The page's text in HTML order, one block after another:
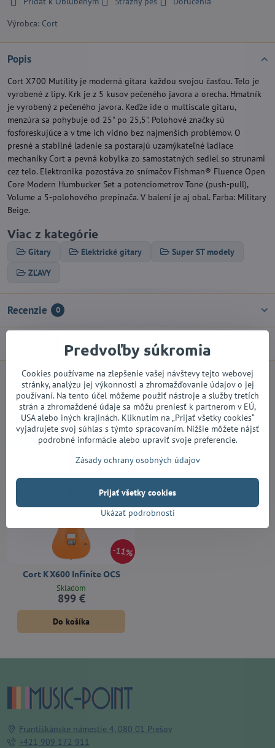
Výrobca: Cort
Popis
Cort X700 Mutility je moderná gitara každou svojou časťou. Telo je
vyrobené z lipy. Krk je z 5 kusov pečeného javora a orecha. Hmatník
je vyrobený z pečeného javora. Keďže ide o multiscale gitaru,
menzúra sa pohybuje od 25" po 25,5". Polohové značky sú
fosforeskujúce a v tme ich vidno bez najmenších problémov. O
presné a stabilné ladenie sa postarajú uzamýkateľné ladiace
mechaniky Cort a pevná kobylka zo samostatných sediel so strunami
cez telo. Elektronika pozostáva zo snímačov Fishman® Fluence Open
Core Modern Humbucker Set a potenciometrov Tone (push-pull),
Volume a 5-polohového prepínača. V balení je aj obal. Farba: Military
Beige.
Viac z kategórie
Gitary Elektrické gitary
Super ST modely
ZĽAVY
Recenzie 0
FacebookTwitter BlueskyPinterestReddit LinkedInWhatsApp
E-
mail
Alternatívne produkty
11%
Cort KX600 Infinite OCS
Skladom
899 €
Do košíka
Františkánske námestie 4, 080 01 Prešov
+421 909 172 911
Predvoľby súkromia
Cookies používame na zlepšenie vašej návštevy tejto webovej
stránky, analýzu jej výkonnosti a zhromažďovanie údajov o jej
používaní. Na tento účel môžeme použiť nástroje a služby tretích
strán a zhromaždené údaje sa môžu preniesť k partnerom v EÚ,
USA alebo iných krajinách. Kliknutím na „Prijať všetky cookies“
vyjadrujete svoj súhlas s týmto spracovaním. Nižšie môžete nájsť
podrobné informácie alebo upraviť svoje preferencie.
Zásady ochrany osobných údajov
Ukázať podrobnosti
Prijať všetky cookies